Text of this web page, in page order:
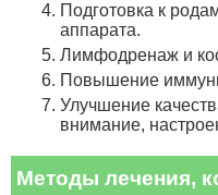
Подготовка к
аппарата.
Лимфодренаж и
Повышение
Улучшение
внимание,
Методы лечения,